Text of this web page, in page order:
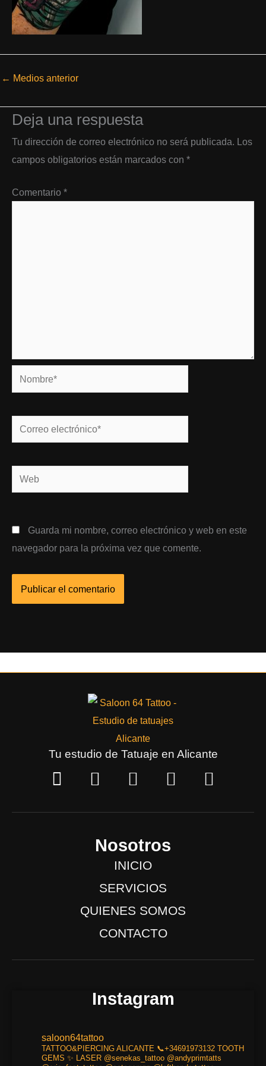
← Medios anterior
Deja una respuesta
Tu dirección de correo electrónico no será publicada. Los
campos obligatorios están marcados con *
Comentario *
Nombre*
Correo
electrónico*
Web
Guarda mi nombre, correo electrónico y web en este
navegador para la próxima vez que comente.
Tu estudio de Tatuaje en Alicante
P
h
W
h
s
p
I
n
a
g
r
a
m
F
a
b
-
Y
o
Nosotros
INICIO
SERVICIOS
QUIENES SOMOS
CONTACTO
Instagram
saloon64tattoo
TATTOO&PIERCING ALICANTE 📞+34691973132 TOOTH
GEMS ✨ LASER @senekas_tattoo @andyprimtatts